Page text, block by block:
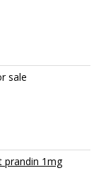
sale
prandin 1mg